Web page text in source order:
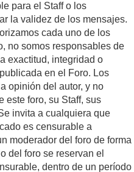
para el Staff o los
la validez de los mensajes.
cada uno de los
no somos responsables de
exactitud, integridad o
en el Foro. Los
opinión del autor, y no
este foro, su Staff, sus
invita a cualquiera que
es censurable a
moderador del foro de forma
del foro se reservan el
dentro de un período